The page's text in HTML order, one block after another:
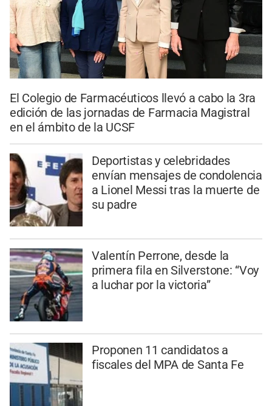
El Colegio de Farmacéuticos llevó a cabo la 3ra
edición de las jornadas de Farmacia Magistral
en el ámbito de la UCSF
Deportistas y celebridades
envían mensajes de condolencia
a Lionel Messi tras la muerte de
su padre
Valentín Perrone, desde la
primera fila en Silverstone: “Voy
a luchar por la victoria”
Proponen 11 candidatos a
fiscales del MPA de Santa Fe